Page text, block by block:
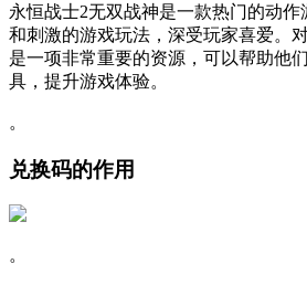
永恒战士2无双战神是一款热门的动作
和刺激的游戏玩法，深受玩家喜爱。
是一项非常重要的资源，可以帮助他
具，提升游戏体验。
。
兑换码的作用
。